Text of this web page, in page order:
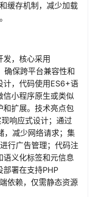
缓存机制，减少加载
，核心采用
保跨平台兼容性和
计，代码使用ES6+语
信小程序原生或类似
和扩展。技术亮点包
响应式设计；通过
，减少网络请求；集
行广告管理；代码注
语义化标签和元信息
部署在支持PHP
依赖，仅需静态资源